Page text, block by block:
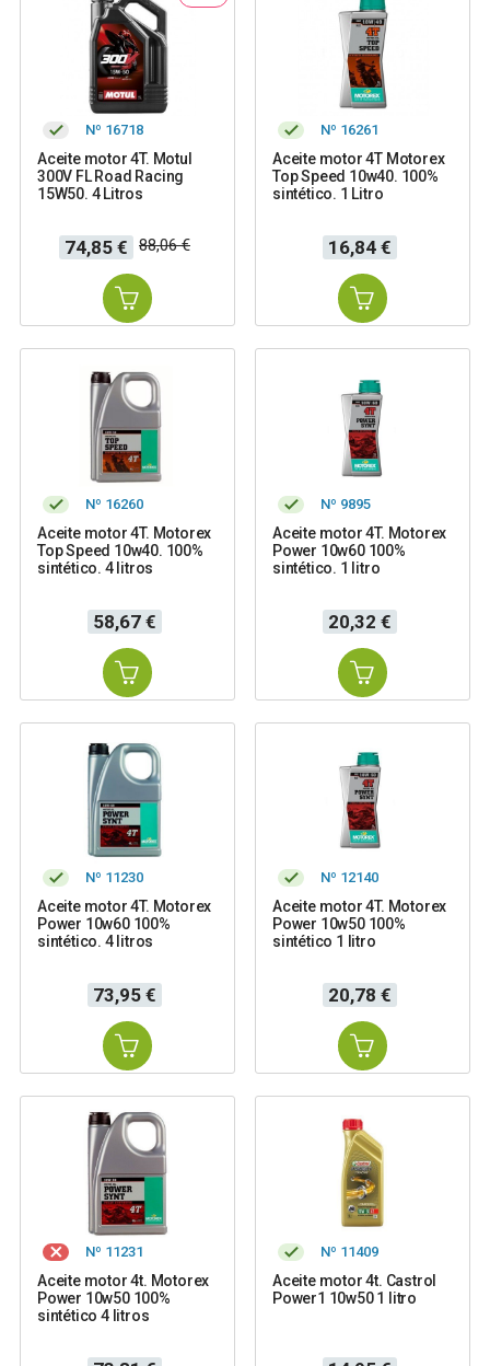
Nº 16718
Aceite motor 4T. Motul
300V FL Road Racing
15W50. 4 Litros
Precio
74,85 €
Precio
base
88,06 €
Nº 16261
Aceite motor 4T Motorex
Top Speed 10w40. 100%
sintético. 1 Litro
Precio
16,84 €
Nº 16260
Aceite motor 4T. Motorex
Top Speed 10w40. 100%
sintético. 4 litros
Precio
58,67 €
Nº 9895
Aceite motor 4T. Motorex
Power 10w60 100%
sintético. 1 litro
Precio
20,32 €
Nº 11230
Aceite motor 4T. Motorex
Power 10w60 100%
sintético. 4 litros
Precio
73,95 €
Nº 12140
Aceite motor 4T. Motorex
Power 10w50 100%
sintético 1 litro
Precio
20,78 €
Nº 11231
Aceite motor 4t. Motorex
Power 10w50 100%
sintético 4 litros
Nº 11409
Aceite motor 4t. Castrol
Power1 10w50 1 litro